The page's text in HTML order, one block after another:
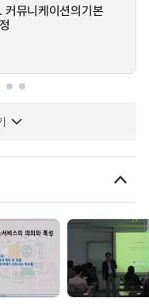
뮤니케이션의기본